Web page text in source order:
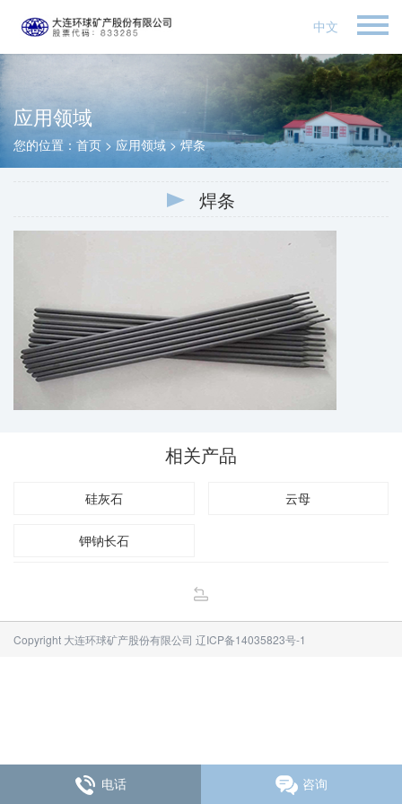
中文
应用领域
您的位置： 首页 > 应用领域 > 焊条
焊条
相关产品
硅灰石 云母
钾钠长石
Copyright 大连环球矿产股份有限公司 辽ICP备14035823号-1
电话 咨询